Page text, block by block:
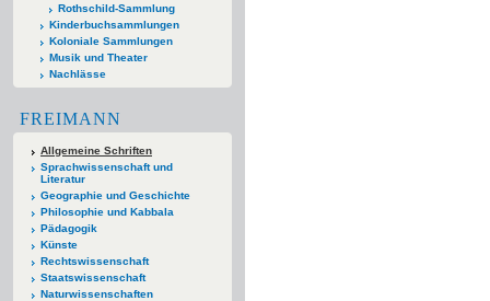
Rothschild-Sammlung
Kinderbuchsammlungen
Koloniale Sammlungen
Musik und Theater
Nachlässe
FREIMANN
Allgemeine Schriften
Sprachwissenschaft und
Literatur
Geographie und Geschichte
Philosophie und Kabbala
Pädagogik
Künste
Rechtswissenschaft
Staatswissenschaft
Naturwissenschaften